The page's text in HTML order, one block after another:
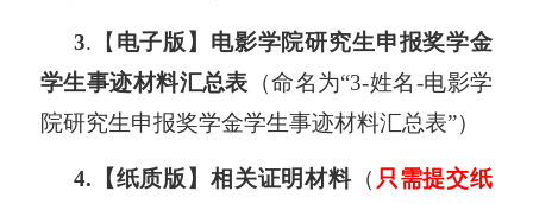
3. 【 电子版 】 电影学院研究生申报奖学金
学生事迹材料汇总表 （命名为“3-姓名-电影学
院研究生申报奖学金学生事迹材料汇总表”）
4. 【纸质版 】 相关证明材料（ 只需提交纸